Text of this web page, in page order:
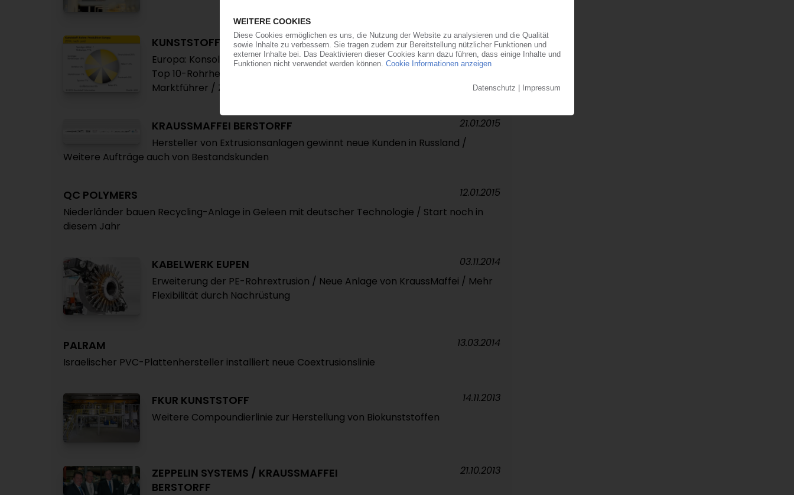
KUNSTSTOFFROHRE
Europa: Konsolidierungswelle hält an / Deutschland größter Produzent /
Top 10-Rohrhersteller mit 40 Prozent Marktanteil / Wavin europäischer
Marktführer / Zwei AMI-Reporte
24.03.2015
KRAUSSMAFFEI BERSTORFF
Hersteller von Extrusionsanlagen gewinnt neue Kunden in Russland /
Weitere Aufträge auch von Bestandskunden
21.01.2015
QC POLYMERS
Niederländer bauen Recycling-Anlage in Geleen mit deutscher Technologie / Start noch in
diesem Jahr
12.01.2015
KABELWERK EUPEN
Erweiterung der PE-Rohrextrusion / Neue Anlage von KraussMaffei / Mehr
Flexibilität durch Nachrüstung
03.11.2014
PALRAM
Israelischer PVC-Plattenhersteller installiert neue Coextrusionslinie
13.03.2014
FKUR KUNSTSTOFF
Weitere Compoundierlinie zur Herstellung von Biokunststoffen
14.11.2013
ZEPPELIN SYSTEMS / KRAUSSMAFFEI
BERSTORFF
21.10.2013